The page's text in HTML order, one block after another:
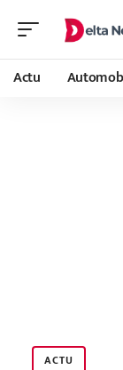
Actu
ACTU